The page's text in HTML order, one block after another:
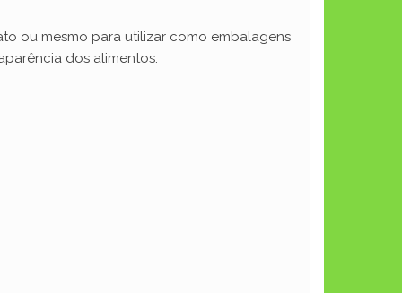
ou mesmo para utilizar como embalagens
dos alimentos.